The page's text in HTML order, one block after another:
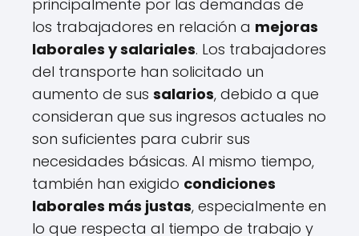
principalmente por las demandas de
los trabajadores en relación a mejoras
laborales y salariales. Los trabajadores
del transporte han solicitado un
aumento de sus salarios, debido a que
consideran que sus ingresos actuales no
son suficientes para cubrir sus
necesidades básicas. Al mismo tiempo,
también han exigido condiciones
laborales más justas, especialmente en
lo que respecta al tiempo de trabajo y